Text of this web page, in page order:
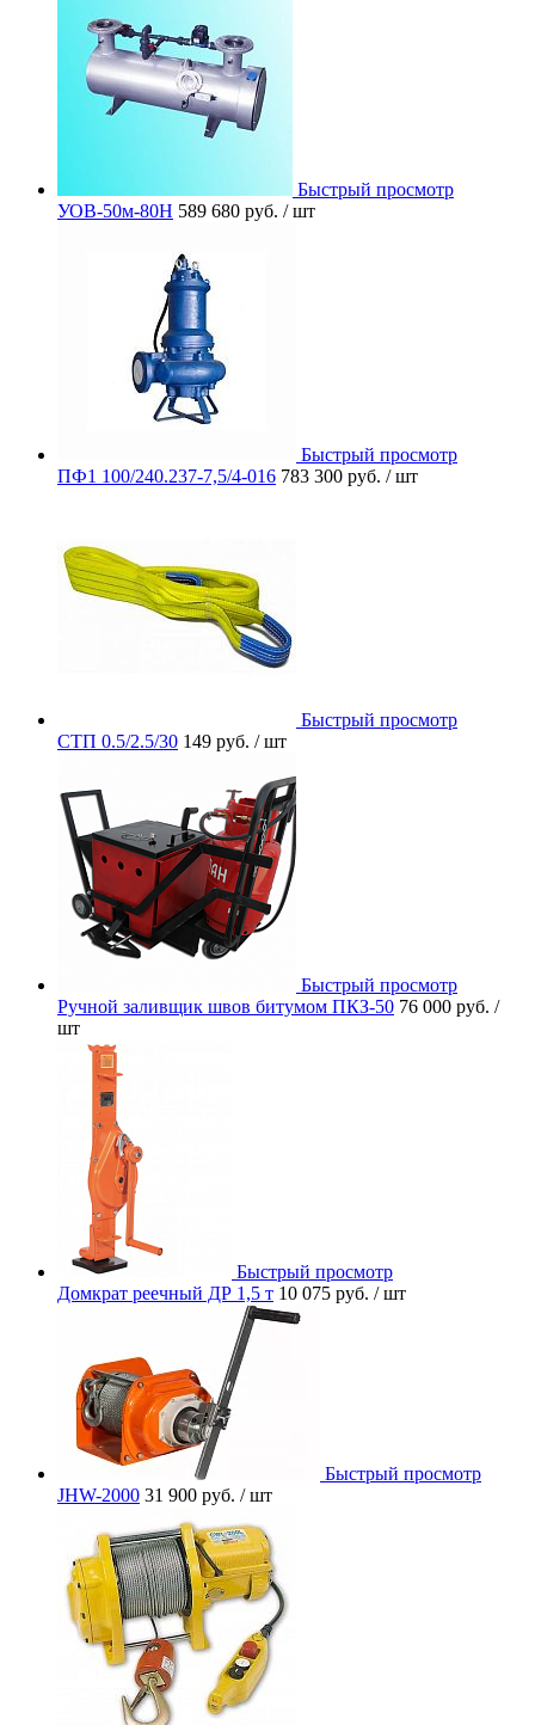
Быстрый просмотр
УОВ-50м-80Н 589 680 руб. / шт
Быстрый просмотр
ПФ1 100/240.237-7,5/4-016 783 300 руб. / шт
Быстрый просмотр
СТП 0.5/2.5/30 149 руб. / шт
Быстрый просмотр
Ручной заливщик швов битумом ПКЗ-50 76 000 руб. /
шт
Быстрый просмотр
Домкрат реечный ДР 1,5 т 10 075 руб. / шт
Быстрый просмотр
JHW-2000 31 900 руб. / шт